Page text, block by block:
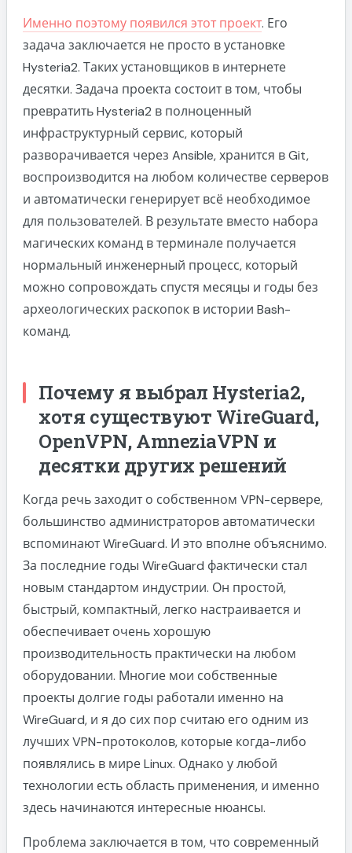
Именно поэтому появился этот проект. Его
задача заключается не просто в установке
Hysteria2. Таких установщиков в интернете
десятки. Задача проекта состоит в том, чтобы
превратить Hysteria2 в полноценный
инфраструктурный сервис, который
разворачивается через Ansible, хранится в Git,
воспроизводится на любом количестве серверов
и автоматически генерирует всё необходимое
для пользователей. В результате вместо набора
магических команд в терминале получается
нормальный инженерный процесс, который
можно сопровождать спустя месяцы и годы без
археологических раскопок в истории Bash-
команд.
Почему я выбрал Hysteria2,
хотя существуют WireGuard,
OpenVPN, AmneziaVPN и
десятки других решений
Когда речь заходит о собственном VPN-сервере,
большинство администраторов автоматически
вспоминают WireGuard. И это вполне объяснимо.
За последние годы WireGuard фактически стал
новым стандартом индустрии. Он простой,
быстрый, компактный, легко настраивается и
обеспечивает очень хорошую
производительность практически на любом
оборудовании. Многие мои собственные
проекты долгие годы работали именно на
WireGuard, и я до сих пор считаю его одним из
лучших VPN-протоколов, которые когда-либо
появлялись в мире Linux. Однако у любой
технологии есть область применения, и именно
здесь начинаются интересные нюансы.
Проблема заключается в том, что современный